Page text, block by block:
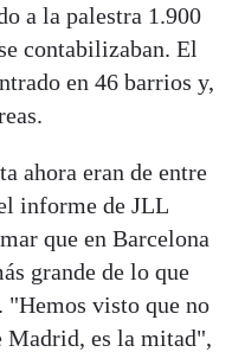
a la palestra 1.900
contabilizaban. El
en 46 barrios y,
ahora eran de entre
informe de JLL
que en Barcelona
grande de lo que
"Hemos visto que no
Madrid, es la mitad",